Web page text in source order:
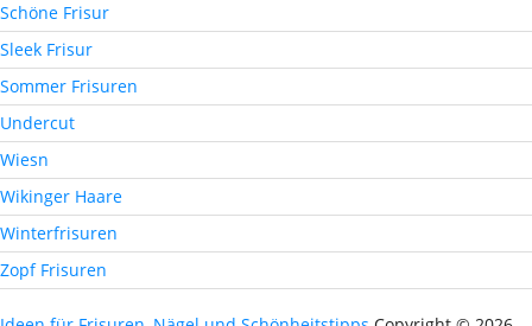
Schöne Frisur
Sleek Frisur
Sommer Frisuren
Undercut
Wiesn
Wikinger Haare
Winterfrisuren
Zopf Frisuren